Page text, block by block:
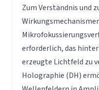
Zum Verständnis und
erforderlich, das
erzeugte Lichtfeld zu
Holographie (DH)